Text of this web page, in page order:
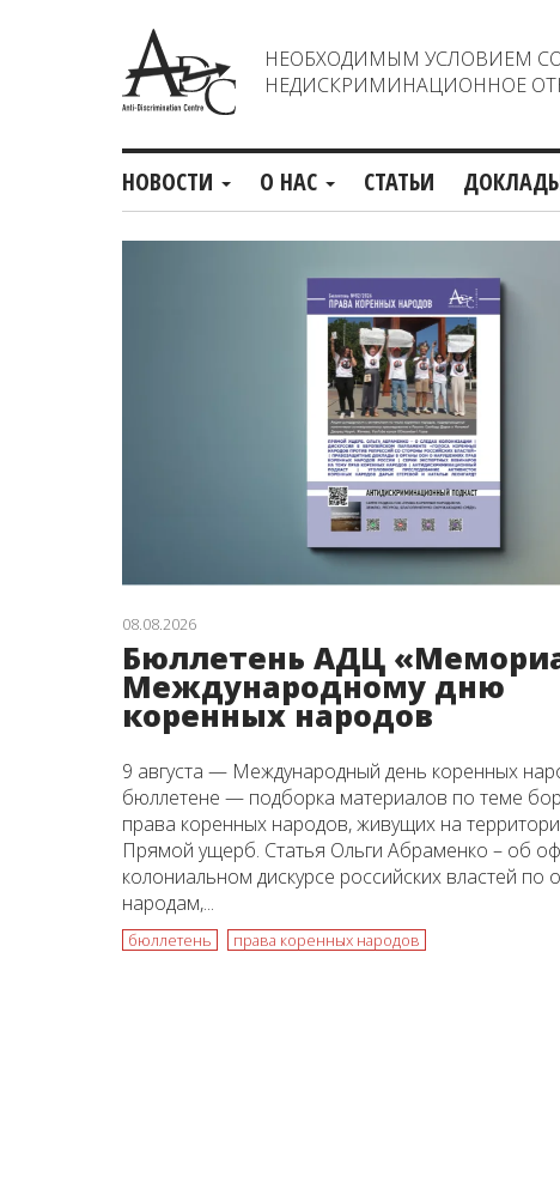
НЕОБХОДИМЫМ УСЛОВИЕМ
НЕДИСКРИМИНАЦИОННОЕ
НОВОСТИ О НАС СТАТЬИ
08.08.2026
Бюллетень АДЦ
Международному дню
коренных народов
9 августа — Международный день коренных
бюллетене — подборка материалов по теме
права коренных народов, живущих на
Прямой ущерб. Статья Ольги Абраменко – об
колониальном дискурсе российских властей
народам,...
бюллетень права коренных народов